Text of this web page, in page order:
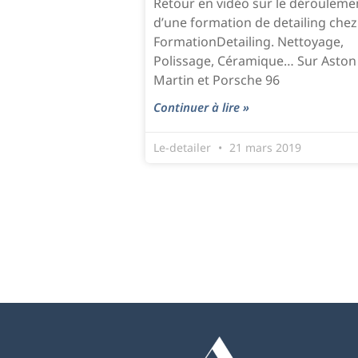
Retour en vidéo sur le
d’une formation de detailing chez
FormationDetailing. Nettoyage,
Polissage, Céramique… Sur Aston
Martin et Porsche 96
Continuer à lire »
Le-detailer 21 mars 2019